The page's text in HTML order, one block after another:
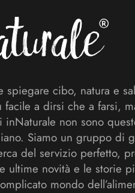
spiegare cibo, natura e
a dirsi che a farsi,
inNaturale non sono
Siamo un gruppo di
del servizio perfetto,
ultime novità e le storie
mondo